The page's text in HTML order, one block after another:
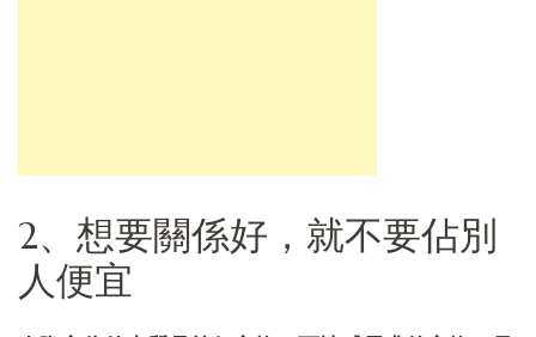
2、想要關係好，就不要佔別
人便宜